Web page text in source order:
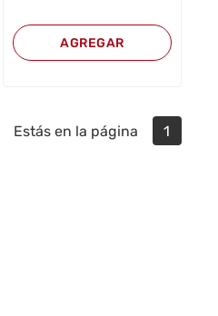
AGREGAR
Estás en la página 1